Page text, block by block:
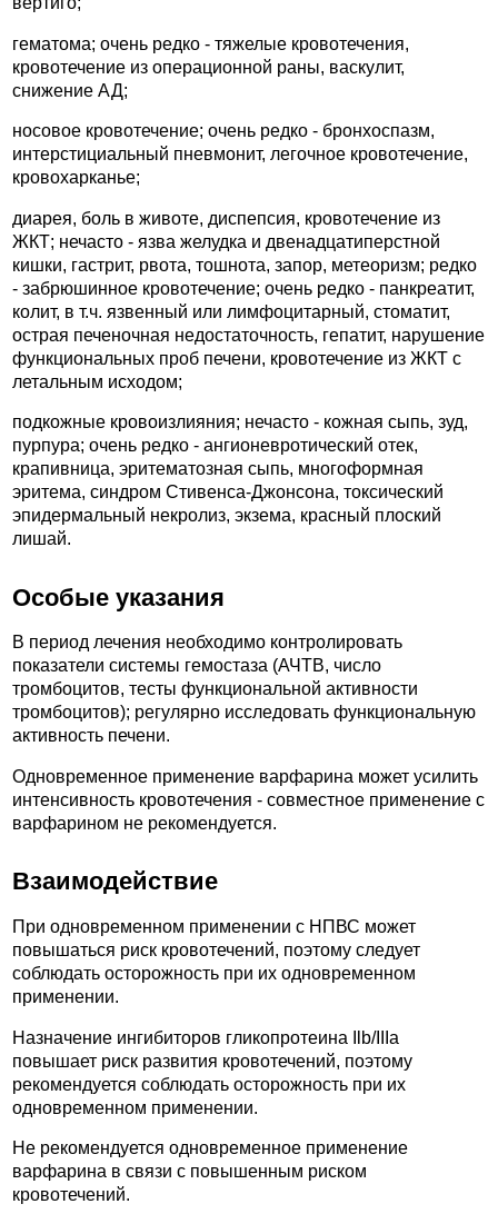
гематома; очень редко - тяжелые кровотечения,
кровотечение из операционной раны, васкулит,
снижение АД;
носовое кровотечение; очень редко - бронхоспазм,
интерстициальный пневмонит, легочное кровотечение,
кровохарканье;
диарея, боль в животе, диспепсия, кровотечение из
ЖКТ; нечасто - язва желудка и двенадцатиперстной
кишки, гастрит, рвота, тошнота, запор, метеоризм; редко
- забрюшинное кровотечение; очень редко - панкреатит,
колит, в т.ч. язвенный или лимфоцитарный, стоматит,
острая печеночная недостаточность, гепатит, нарушение
функциональных проб печени, кровотечение из ЖКТ с
летальным исходом;
подкожные кровоизлияния; нечасто - кожная сыпь, зуд,
пурпура; очень редко - ангионевротический отек,
крапивница, эритематозная сыпь, многоформная
эритема, синдром Стивенса-Джонсона, токсический
эпидермальный некролиз, экзема, красный плоский
лишай.
Особые указания
В период лечения необходимо контролировать
показатели системы гемостаза (АЧТВ, число
тромбоцитов, тесты функциональной активности
тромбоцитов); регулярно исследовать функциональную
активность печени.
Одновременное применение варфарина может усилить
интенсивность кровотечения - совместное применение с
варфарином не рекомендуется.
Взаимодействие
При одновременном применении с НПВС может
повышаться риск кровотечений, поэтому следует
соблюдать осторожность при их одновременном
применении.
Назначение ингибиторов гликопротеина Ilb/IIIa
повышает риск развития кровотечений, поэтому
рекомендуется соблюдать осторожность при их
одновременном применении.
Не рекомендуется одновременное применение
варфарина в связи с повышенным риском
кровотечений.